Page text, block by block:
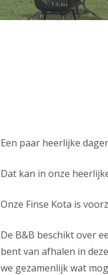
Een paar heerlijke
Dat kan in onze
Onze Finse Kota is
De B&B beschikt over
bent van afhalen in
we gezamenlijk wat